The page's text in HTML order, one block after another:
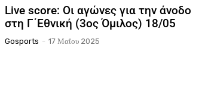
Live score: Οι αγώνες για την άνοδο
στη Γ΄Εθνική (3ος Όμιλος) 18/05
Gosports - 17 Μαΐου 2025